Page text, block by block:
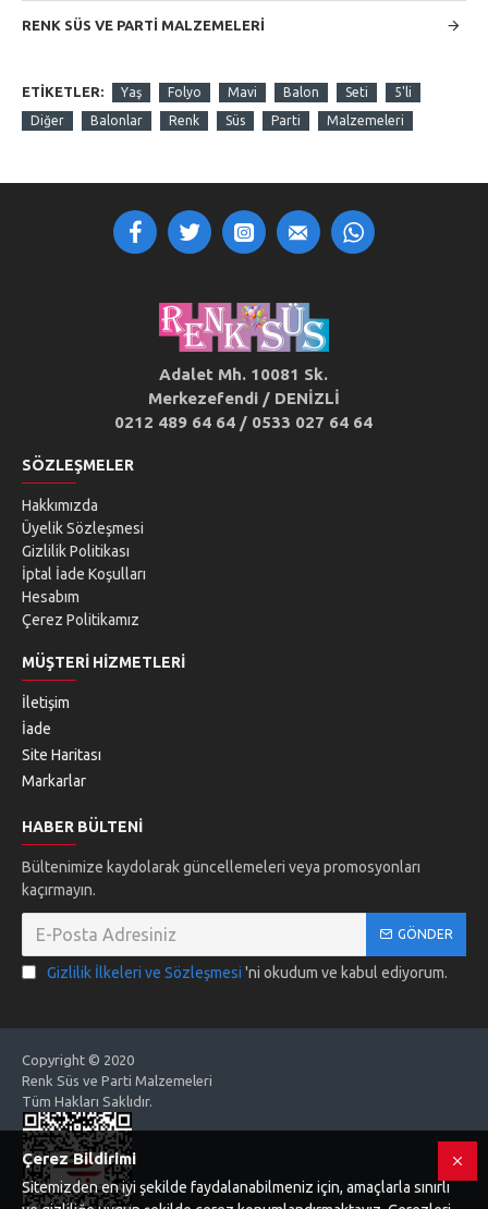
RENK SÜS VE PARTI MALZEMELERI
ETIKETLER: Yaş Folyo Mavi Balon Seti 5'li
Diğer Balonlar Renk Süs Parti Malzemeleri
Adalet Mh. 10081 Sk.
Merkezefendi / DENİZLİ
0212 489 64 64 / 0533 027 64 64
SÖZLEŞMELER
Hakkımızda
Üyelik Sözleşmesi
Gizlilik Politikası
İptal İade Koşulları
Hesabım
Çerez Politikamız
MÜŞTERI HIZMETLERI
İletişim
İade
Site Haritası
Markarlar
HABER BÜLTENI
Bültenimize kaydolarak güncellemeleri veya promosyonları
kaçırmayın.
GÖNDER
Gizlilik İlkeleri ve Sözleşmesi 'ni okudum ve kabul ediyorum.
Copyright © 2020
Renk Süs ve Parti Malzemeleri
Tüm Hakları Saklıdır.
Çerez Bildirimi
Sitemizden en iyi şekilde faydalanabilmeniz için, amaçlarla sınırlı